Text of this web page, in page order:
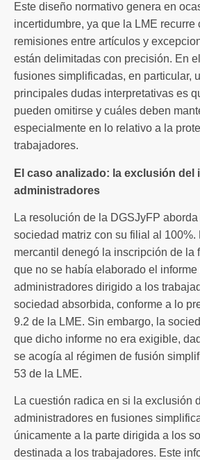
Este diseño normativo genera en
incertidumbre, ya que la LME recurre
remisiones entre artículos y
están delimitadas con precisión. En
fusiones simplificadas, en particular,
principales dudas interpretativas es
pueden omitirse y cuáles deben
especialmente en lo relativo a la
trabajadores.
El caso analizado: la exclusión del
administradores
La resolución de la DGSJyFP
sociedad matriz con su filial al 100%.
mercantil denegó la inscripción de la
que no se había elaborado el informe
administradores dirigido a los
sociedad absorbida, conforme a lo
9.2 de la LME. Sin embargo, la
que dicho informe no era exigible,
se acogía al régimen de fusión
53 de la LME.
La cuestión radica en si la exclusión
administradores en fusiones
únicamente a la parte dirigida a los
destinada a los trabajadores. Este